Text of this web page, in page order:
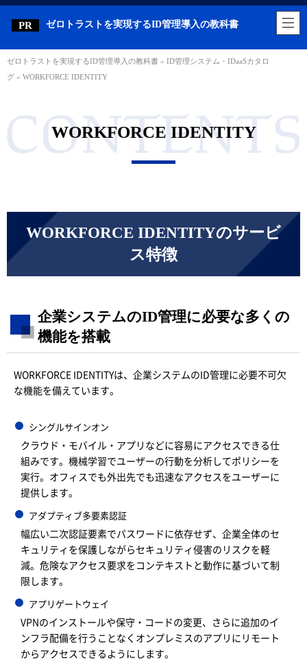
ゼロトラストを実現するID管理導入の教科書
ゼロトラストを実現するID管理導入の教科書 » ID管理システム・IDaaSカタロ
グ » WORKFORCE IDENTITY
WORKFORCE IDENTITY
WORKFORCE IDENTITYのサービ
ス特徴
企業システムのID管理に必要な多くの
機能を搭載
WORKFORCE IDENTITYは、企業システムのID管理に必要不可欠
な機能を備えています。
シングルサインオン
クラウド・モバイル・アプリなどに容易にアクセスできる仕
組みです。機械学習でユーザーの行動を分析してポリシーを
実行。オフィスでも外出先でも迅速なアクセスをユーザーに
提供します。
アダプティブ多要素認証
幅広い二次認証要素でパスワードに依存せず、企業全体のセ
キュリティを保護しながらセキュリティ侵害のリスクを軽
減。危険なアクセス要求をコンテキストと動作に基づいて制
限します。
アプリゲートウェイ
VPNのインストールや保守・コードの変更、さらに追加のイ
ンフラ配備を行うことなくオンプレミスのアプリにリモート
からアクセスできるようにします。